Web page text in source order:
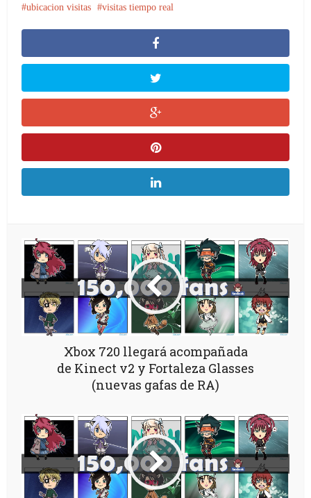
ubicacion visitas
visitas tiempo real
Xbox 720 llegará acompañada
de Kinect v2 y Fortaleza Glasses
(nuevas gafas de RA)